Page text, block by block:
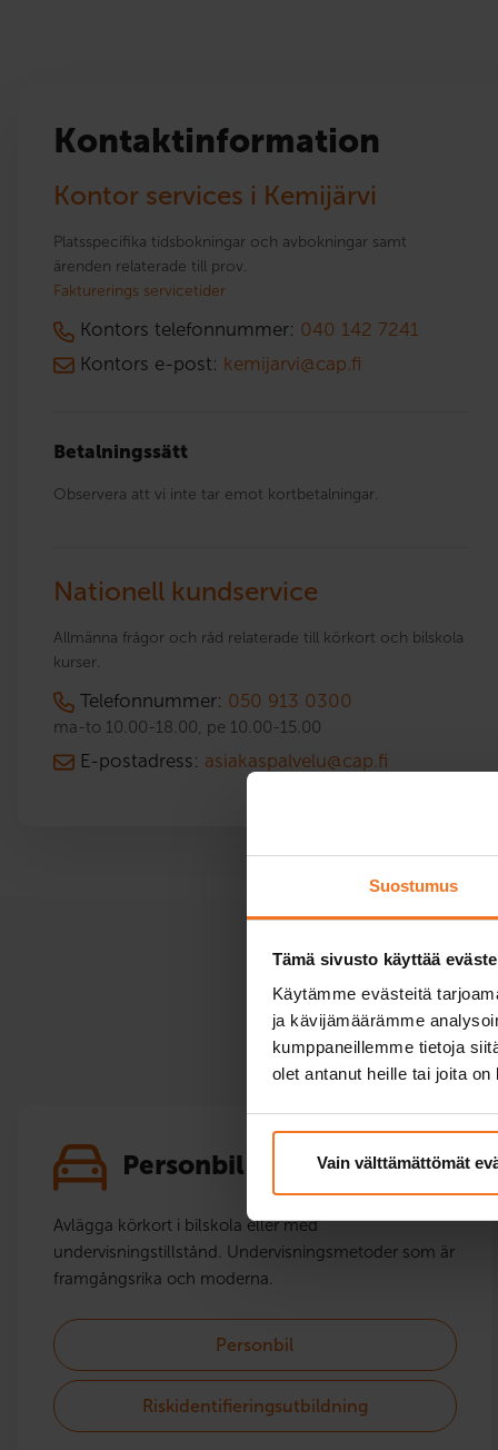
Suostumus
Tämä sivusto käyttää
Käytämme evästeitä
ja kävijämäärämme
kumppaneillemme tietoja
olet antanut heille tai joita
Vain välttämättömät
Kontaktinformation
Kontor services i Kemijärvi
Platsspecifika tidsbokningar och avbokningar samt
ärenden relaterade till prov.
Fakturerings servicetider
Kontors telefonnummer: 040 142 7241
Kontors e-post: kemijarvi@cap.fi
Betalningssätt
Observera att vi inte tar emot kortbetalningar.
Nationell kundservice
Allmänna frågor och råd relaterade till körkort och bilskola
kurser.
Telefonnummer: 050 913 0300
ma-to 10.00-18.00, pe 10.00-15.00
E-postadress: asiakaspalvelu@cap.fi
Personbil
Avlägga körkort i bilskola eller med
undervisningstillstånd. Undervisningsmetoder som är
framgångsrika och moderna.
Personbil
Riskidentifieringsutbildning